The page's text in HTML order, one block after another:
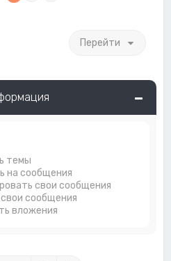
Перейти
темы
на сообщения
свои сообщения
сообщения
вложения